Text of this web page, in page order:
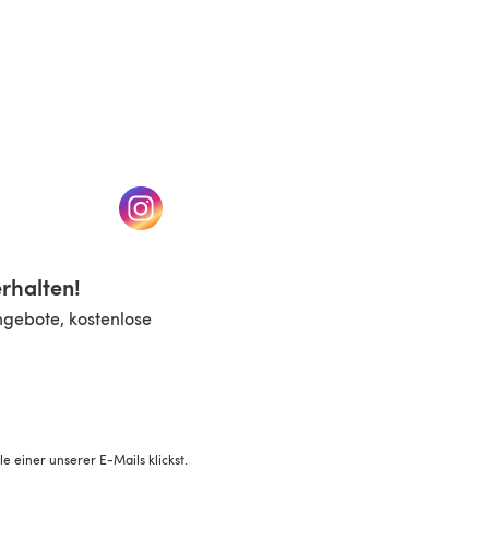
neuen Tab)(öffnet sich in einem neuen Tab)
kostenlose
einer unserer E-Mails klickst.